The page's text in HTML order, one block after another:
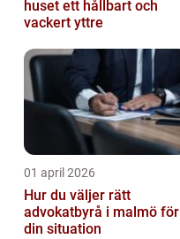
huset ett hållbart och
vackert yttre
01 april 2026
Hur du väljer rätt
advokatbyrå i malmö för
din situation